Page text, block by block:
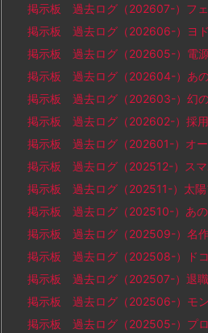
掲示板 過去ログ（202607-）フ
掲示板 過去ログ（202606-）ヨ
掲示板 過去ログ（202605-）電
掲示板 過去ログ（202604-）あの
掲示板 過去ログ（202603-）幻
掲示板 過去ログ（202602-）採
掲示板 過去ログ（202601-）オー
掲示板 過去ログ（202512-）スマ
掲示板 過去ログ（202511-）太陽
掲示板 過去ログ（202510-）あの
掲示板 過去ログ（202509-）名
掲示板 過去ログ（202508-）ド
掲示板 過去ログ（202507-）退
掲示板 過去ログ（202506-）モ
掲示板 過去ログ（202505-）プ